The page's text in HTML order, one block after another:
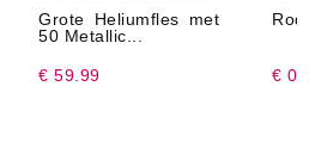
Grote Heliumfles met
50 Metallic...
€ 59.99 €